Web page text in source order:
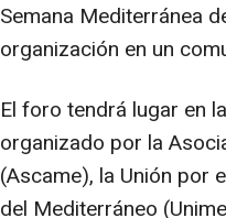
Semana Mediterránea
organización en un
El foro tendrá lugar en
organizado por la
(Ascame), la Unión por
del Mediterráneo